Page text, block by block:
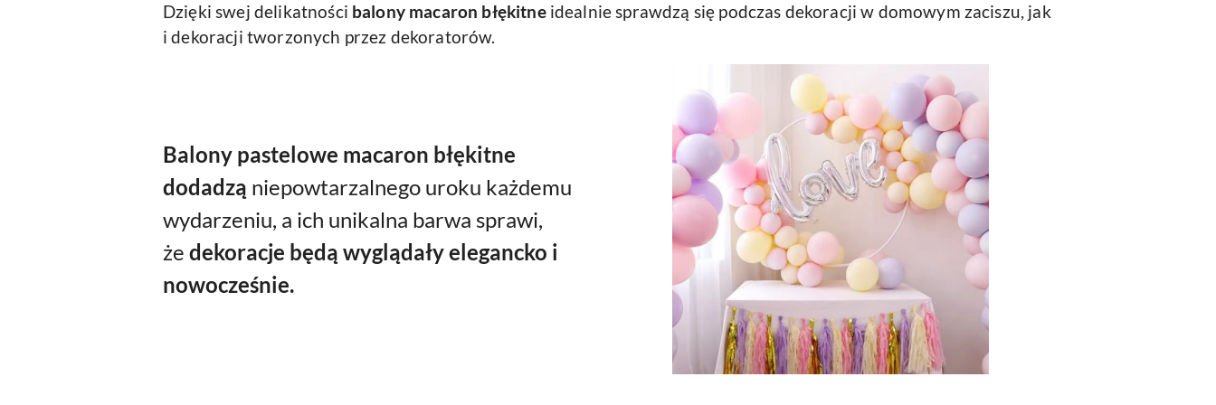
Dzięki swej delikatności balony macaron błękitne idealnie sprawdzą się podczas dekoracji w domowym zaciszu, jak
i dekoracji tworzonych przez dekoratorów.
Balony pastelowe macaron błękitne
dodadzą niepowtarzalnego uroku każdemu
wydarzeniu, a ich unikalna barwa sprawi,
że dekoracje będą wyglądały elegancko i
nowocześnie.